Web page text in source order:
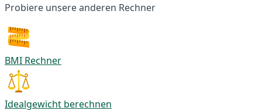
Probiere unsere anderen Rechner
BMI Rechner
Idealgewicht berechnen